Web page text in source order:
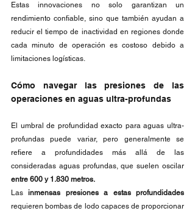
Estas innovaciones no solo garantizan un
rendimiento confiable, sino que también ayudan a
reducir el tiempo de inactividad en regiones donde
cada minuto de operación es costoso debido a
limitaciones logísticas.
Cómo navegar las presiones de las
operaciones en aguas ultra-profundas
El umbral de profundidad exacto para aguas ultra-
profundas puede variar, pero generalmente se
refiere a profundidades más allá de las
entre 600 y 1.830 metros.
Las inmensas presiones a estas profundidades
requieren bombas de lodo capaces de proporcionar